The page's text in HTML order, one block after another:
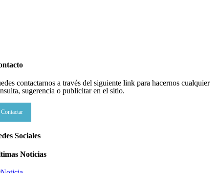
contactarnos a través del siguiente link para hacernos cualquier
sugerencia o publicitar en el sitio.
Contactar
Sociales
Noticias